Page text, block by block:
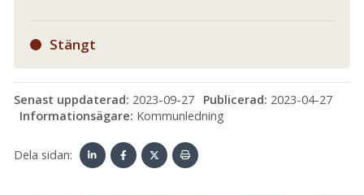
Stängt
Senast uppdaterad: 2023-09-27 Publicerad: 2023-04-27
Informationsägare: Kommunledning
Dela sidan: